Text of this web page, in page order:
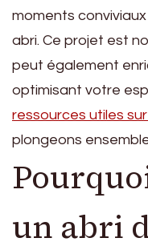
moments conviviaux
abri. Ce projet est
peut également
optimisant votre
ressources utiles
plongeons
un abri